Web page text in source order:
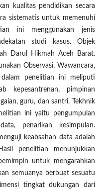
kualitas pendidikan secara
sistematis untuk memenuhi
ini menggunakan jenis
studi kasus. Objek
Darul Hikmah Aceh Barat.
Observasi, Wawancara,
penelitian ini meliputi
kepesantrenan, pimpinan
guru, dan santri. Tekhnik
ini yaitu pengumpulan
penarikan kesimpulan.
keabsahan data adalah
penelitian menunjukkan
untuk mengarahkan
semuanya berbuat sesuatu
tingkat dukungan dari